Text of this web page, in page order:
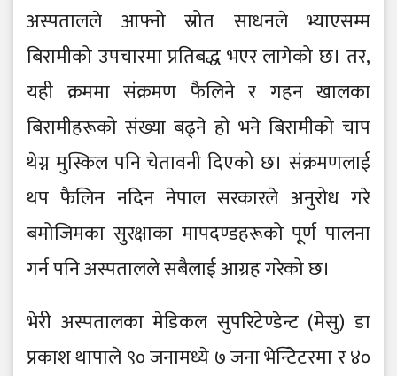
अस्पतालले आफ्नो स्रोत साधनले भ्याएसम्म
बिरामीको उपचारमा प्रतिबद्ध भएर लागेको छ। तर,
यही क्रममा संक्रमण फैलिने र गहन खालका
बिरामीहरूको संख्या बढ्ने हो भने बिरामीको चाप
थेग्न मुस्किल पनि चेतावनी दिएको छ। संक्रमणलाई
थप फैलिन नदिन नेपाल सरकारले अनुरोध गरे
बमोजिमका सुरक्षाका मापदण्डहरूको पूर्ण पालना
गर्न पनि अस्पतालले सबैलाई आग्रह गरेको छ।
भेरी अस्पतालका मेडिकल सुपरिटेण्डेन्ट (मेसु) डा
प्रकाश थापाले ९० जनामध्ये ७ जना भेन्टिेटरमा र ४०